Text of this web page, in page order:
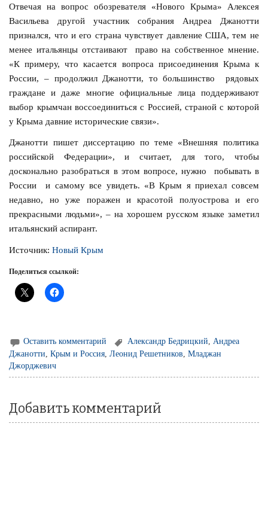
Отвечая на вопрос обозревателя «Нового Крыма» Алексея
Васильева другой участник собрания Андреа Джанотти
признался, что и его страна чувствует давление США, тем не
менее итальянцы отстаивают право на собственное мнение.
«К примеру, что касается вопроса присоединения Крыма к
России, – продолжил Джанотти, то большинство рядовых
граждане и даже многие официальные лица поддерживают
выбор крымчан воссоединиться с Россией, страной с которой
у Крыма давние исторические связи».
Джанотти пишет диссертацию по теме «Внешняя политика
российской Федерации», и считает, для того, чтобы
досконально разобраться в этом вопросе, нужно побывать в
России и самому все увидеть. «В Крым я приехал совсем
недавно, но уже поражен и красотой полуострова и его
прекрасными людьми», – на хорошем русском языке заметил
итальянский аспирант.
Источник:Новый Крым
Поделиться ссылкой:
Оставить комментарий Александр Бедрицкий,Андреа
Джанотти,Крым и Россия,Леонид Решетников,Младжан
Джорджевич
Добавить комментарий